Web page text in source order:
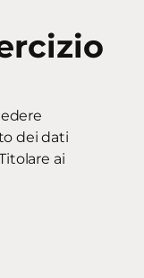
dei dati
ai